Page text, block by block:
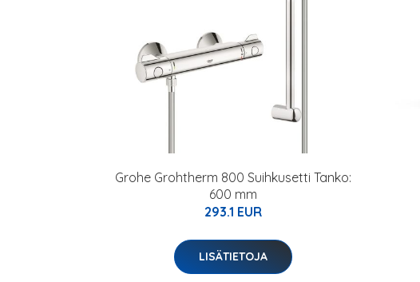
Grohe Grohtherm 800 Suihkusetti Tanko:
600 mm
293.1 EUR
LISÄTIETOJA